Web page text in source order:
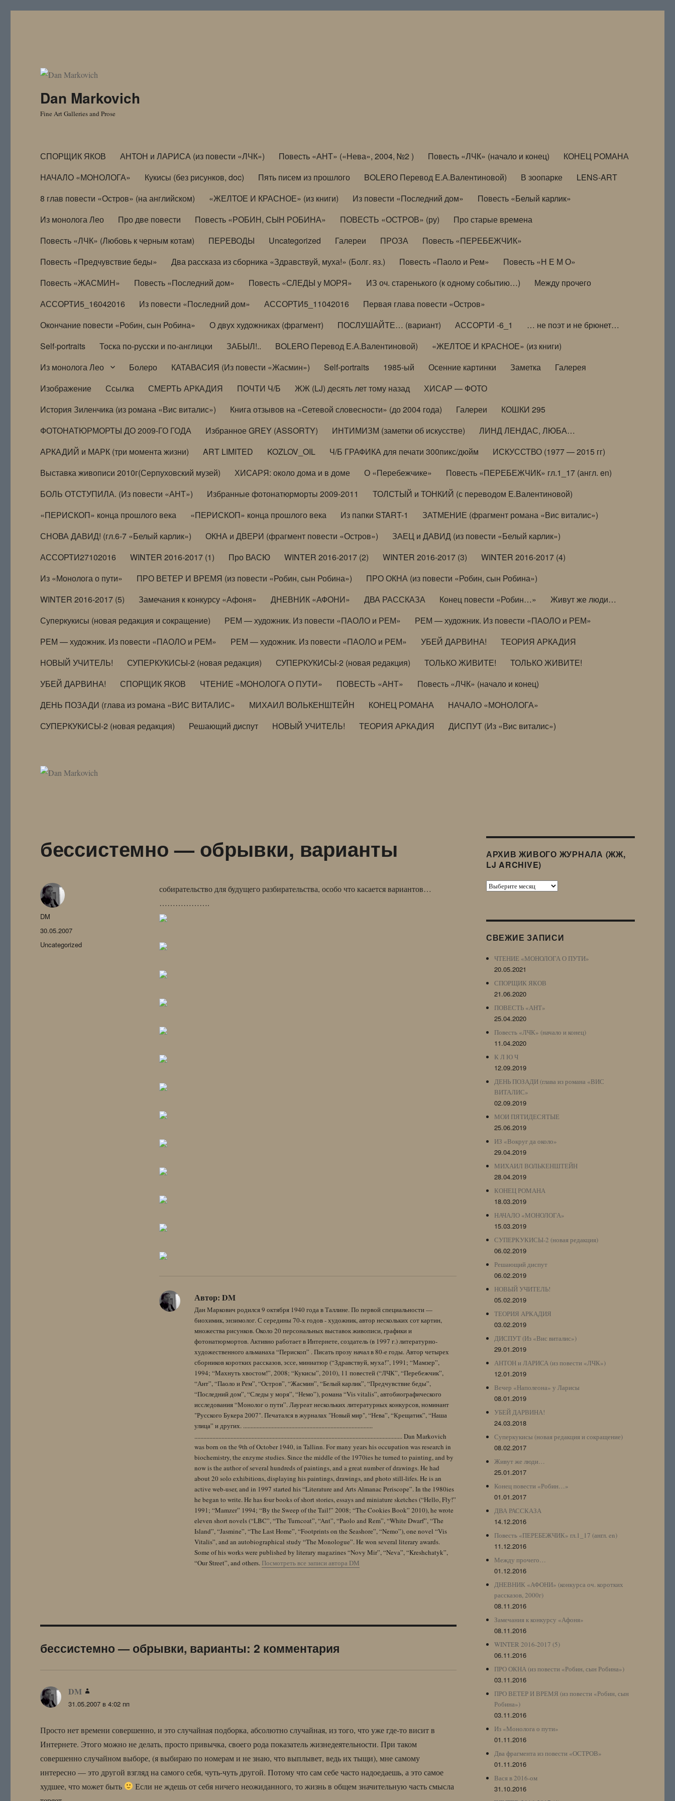
Dan Markovich
Fine Art Galleries and Prose
СПОРЩИК ЯКОВ АНТОН и ЛАРИСА (из повести «ЛЧК») Повесть «АНТ» («Нева», 2004, №2 ) Повесть «ЛЧК» (начало и конец)
КОНЕЦ РОМАНА
НАЧАЛО «МОНОЛОГА»
Кукисы (без рисунков, doc) Пять писем из прошлого BOLERO Перевод Е.А.Валентиновой) В зоопарке
LENS-ART
8 глав повести «Остров» (на английском)
«ЖЕЛТОЕ И КРАСНОЕ» (из книги) Из повести «Последний дом»
Повесть «Белый карлик»
Из монолога Лео
Про две повести Повесть «РОБИН, СЫН РОБИНА» ПОВЕСТЬ «ОСТРОВ» (ру)
Про старые времена
Повесть «ЛЧК» (Любовь к черным котам)
ПЕРЕВОДЫ Uncategorized Галереи ПРОЗА
Повесть «ПЕРЕБЕЖЧИК»
Повесть «Предчувствие беды»
Два рассказа из сборника «Здравствуй, муха!» (Болг. яз.) Повесть «Паоло и Рем»
Повесть «Н Е М О»
Повесть «ЖАСМИН»
Повесть «Последний дом» Повесть «СЛЕДЫ у МОРЯ» ИЗ оч. старенького (к одному событию…)
Между прочего
АССОРТИ5_16042016
Из повести «Последний дом» АССОРТИ5_11042016
Первая глава повести «Остров»
Окончание повести «Робин, сын Робина»
О двух художниках (фрагмент) ПОСЛУШАЙТЕ… (вариант) АССОРТИ -6_1
… не поэт и не брюнет…
Self-portraits
Тоска по-русски и по-англицки ЗАБЫЛ!.. BOLERO Перевод Е.А.Валентиновой)
«ЖЕЛТОЕ И КРАСНОЕ» (из книги)
Из монолога Лео
Болеро КАТАВАСИЯ (Из повести «Жасмин») Self-portraits 1985-ый Осенние картинки Заметка
Галерея
Изображение
Ссылка СМЕРТЬ АРКАДИЯ ПОЧТИ Ч/Б ЖЖ (LJ) десять лет тому назад
ХИСАР — ФОТО
История Зиленчика (из романа «Вис виталис»)
Книга отзывов на «Сетевой словесности» (до 2004 года) Галереи
КОШКИ 295
ФОТОНАТЮРМОРТЫ ДО 2009-ГО ГОДА
Избранное GREY (ASSORTY) ИНТИМИЗМ (заметки об искусстве)
ЛИНД ЛЕНДАС, ЛЮБА…
АРКАДИЙ и МАРК (три момента жизни)
ART LIMITED KOZLOV_OIL Ч/Б ГРАФИКА для печати 300пикс/дюйм
ИСКУССТВО (1977 — 2015 гг)
Выставка живописи 2010г(Серпуховский музей)
ХИСАРЯ: около дома и в доме О «Перебежчике»
Повесть «ПЕРЕБЕЖЧИК» гл.1_17 (англ. en)
БОЛЬ ОТСТУПИЛА. (Из повести «АНТ»)
Избранные фотонатюрморты 2009-2011
ТОЛСТЫЙ и ТОНКИЙ (с переводом Е.Валентиновой)
«ПЕРИСКОП» конца прошлого века
«ПЕРИСКОП» конца прошлого века Из папки START-1
ЗАТМЕНИЕ (фрагмент романа «Вис виталис»)
СНОВА ДАВИД! (гл.6-7 «Белый карлик»)
ОКНА и ДВЕРИ (фрагмент повести «Остров»)
ЗАЕЦ и ДАВИД (из повести «Белый карлик»)
АССОРТИ27102016
WINTER 2016-2017 (1) Про ВАСЮ WINTER 2016-2017 (2) WINTER 2016-2017 (3)
WINTER 2016-2017 (4)
Из «Монолога о пути»
ПРО ВЕТЕР И ВРЕМЯ (из повести «Робин, сын Робина»)
ПРО ОКНА (из повести «Робин, сын Робина»)
WINTER 2016-2017 (5)
Замечания к конкурсу «Афоня» ДНЕВНИК «АФОНИ» ДВА РАССКАЗА Конец повести «Робин…»
Живут же люди…
Суперкукисы (новая редакция и сокращение)
РЕМ — художник. Из повести «ПАОЛО и РЕМ»
РЕМ — художник. Из повести «ПАОЛО и РЕМ»
РЕМ — художник. Из повести «ПАОЛО и РЕМ»
РЕМ — художник. Из повести «ПАОЛО и РЕМ» УБЕЙ ДАРВИНА!
ТЕОРИЯ АРКАДИЯ
НОВЫЙ УЧИТЕЛЬ!
СУПЕРКУКИСЫ-2 (новая редакция) СУПЕРКУКИСЫ-2 (новая редакция) ТОЛЬКО ЖИВИТЕ!
ТОЛЬКО ЖИВИТЕ!
УБЕЙ ДАРВИНА!
СПОРЩИК ЯКОВ ЧТЕНИЕ «МОНОЛОГА О ПУТИ» ПОВЕСТЬ «АНТ»
Повесть «ЛЧК» (начало и конец)
ДЕНЬ ПОЗАДИ (глава из романа «ВИС ВИТАЛИС»
МИХАИЛ ВОЛЬКЕНШТЕЙН КОНЕЦ РОМАНА
НАЧАЛО «МОНОЛОГА»
СУПЕРКУКИСЫ-2 (новая редакция)
Решающий диспут НОВЫЙ УЧИТЕЛЬ! ТЕОРИЯ АРКАДИЯ ДИСПУТ (Из «Вис виталис»)
бессистемно — обрывки, варианты
собирательство для будущего разбирательства, особо что касается вариантов…
……………….
Автор: DM
Дан Маркович родился 9 октября 1940 года в Таллине. По первой специальности —
биохимик, энзимолог. С середины 70-х годов - художник, автор нескольких сот картин,
множества рисунков. Около 20 персональных выставок живописи, графики и
фотонатюрмортов. Активно работает в Интернете, создатель (в 1997 г.) литературно-
художественного альманаха “Перископ” . Писать прозу начал в 80-е годы. Автор четырех
сборников коротких рассказов, эссе, миниатюр (“Здравствуй, муха!”, 1991; “Мамзер”,
1994; “Махнуть хвостом!”, 2008; “Кукисы”, 2010), 11 повестей (“ЛЧК”, “Перебежчик”,
“Ант”, “Паоло и Рем”, “Остров”, “Жасмин”, “Белый карлик”, “Предчувствие беды”,
“Последний дом”, “Следы у моря”, “Немо”), романа “Vis vitalis”, автобиографического
исследования “Монолог о пути”. Лауреат нескольких литературных конкурсов, номинант
"Русского Букера 2007". Печатался в журналах "Новый мир", “Нева”, “Крещатик”, “Наша
улица” и других. ......................................................................................
.......................................................................................................................................... Dan Markovich
was born on the 9th of October 1940, in Tallinn. For many years his occupation was research in
biochemistry, the enzyme studies. Since the middle of the 1970ies he turned to painting, and by
now is the author of several hundreds of paintings, and a great number of drawings. He had
about 20 solo exhibitions, displaying his paintings, drawings, and photo still-lifes. He is an
active web-user, and in 1997 started his “Literature and Arts Almanac Periscope”. In the 1980ies
he began to write. He has four books of short stories, essays and miniature sketches (“Hello, Fly!”
1991; “Mamzer” 1994; “By the Sweep of the Tail!” 2008; “The Cookies Book” 2010), he wrote
eleven short novels (“LBC”, “The Turncoat”, “Ant”, “Paolo and Rem”, “White Dwarf”, “The
Island”, “Jasmine”, “The Last Home”, “Footprints on the Seashore”, “Nemo”), one novel “Vis
Vitalis”, and an autobiographical study “The Monologue”. He won several literary awards.
Some of his works were published by literary magazines “Novy Mir”, “Neva”, “Kreshchatyk”,
“Our Street”, and others. Посмотреть все записи автора DM
Автор
DM
Опубликовано
30.05.2007
Рубрики
Uncategorized
бессистемно — обрывки, варианты: 2 комментария
DM
31.05.2007 в 4:02 пп
Просто нет времени совершенно, и это случайная подборка, абсолютно случайная, из того, что уже где-то висит в
Интернете. Этого можно не делать, просто привычка, своего рода показатель жизнедеятельности. При таком
совершенно случайном выборе, (я выбираю по номерам и не знаю, что выплывет, ведь их тыщи), мне самому
интересно — это другой взгляд на самого себя, чуть-чуть другой. Потому что сам себе часто надоедаешь, а это самое
худшее, что может быть
Если не ждешь от себя ничего неожиданного, то жизнь в общем значительную часть смысла
АРХИВ ЖИВОГО ЖУРНАЛА (ЖЖ,
LJ ARCHIVE)
Архив
Archive)
СВЕЖИЕ ЗАПИСИ
ЧТЕНИЕ «МОНОЛОГА О ПУТИ»
20.05.2021
СПОРЩИК ЯКОВ
21.06.2020
ПОВЕСТЬ «АНТ»
25.04.2020
Повесть «ЛЧК» (начало и конец)
11.04.2020
К Л Ю Ч
12.09.2019
ДЕНЬ ПОЗАДИ (глава из романа «ВИС
ВИТАЛИС»
02.09.2019
МОИ ПЯТИДЕСЯТЫЕ
25.06.2019
ИЗ «Вокруг да около»
29.04.2019
МИХАИЛ ВОЛЬКЕНШТЕЙН
28.04.2019
КОНЕЦ РОМАНА
18.03.2019
НАЧАЛО «МОНОЛОГА»
15.03.2019
СУПЕРКУКИСЫ-2 (новая редакция)
06.02.2019
Решающий диспут
06.02.2019
НОВЫЙ УЧИТЕЛЬ!
05.02.2019
ТЕОРИЯ АРКАДИЯ
03.02.2019
ДИСПУТ (Из «Вис виталис»)
29.01.2019
АНТОН и ЛАРИСА (из повести «ЛЧК»)
12.01.2019
Вечер «Наполеона» у Ларисы
08.01.2019
УБЕЙ ДАРВИНА!
24.03.2018
Суперкукисы (новая редакция и сокращение)
08.02.2017
Живут же люди…
25.01.2017
Конец повести «Робин…»
01.01.2017
ДВА РАССКАЗА
14.12.2016
Повесть «ПЕРЕБЕЖЧИК» гл.1_17 (англ. en)
11.12.2016
Между прочего…
01.12.2016
ДНЕВНИК «АФОНИ» (конкурса оч. коротких
рассказов, 2000г)
08.11.2016
Замечания к конкурсу «Афоня»
08.11.2016
WINTER 2016-2017 (5)
06.11.2016
ПРО ОКНА (из повести «Робин, сын Робина»)
03.11.2016
ПРО ВЕТЕР И ВРЕМЯ (из повести «Робин, сын
Робина»)
03.11.2016
Из «Монолога о пути»
01.11.2016
Два фрагмента из повести «ОСТРОВ»
01.11.2016
Вася в 2016-ом
31.10.2016